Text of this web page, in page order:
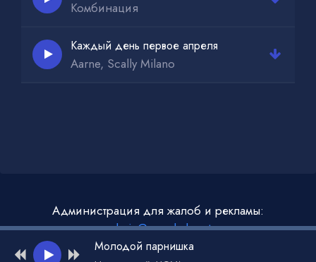
Комбинация
Каждый день первое апреля
Aarne, Scally Milano
Администрация для жалоб и рекламы:
admin@muzdark.net
Молодой парнишка